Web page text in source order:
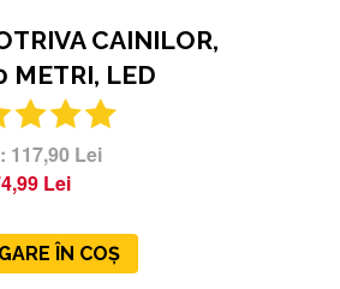
CAINILOR,
METRI, LED
117,90 Lei
Lei
ÎN COȘ